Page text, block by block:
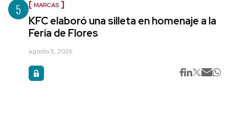
5 MARCAS
KFC elaboró una silleta en homenaje a la
Feria de Flores
agosto 5, 2026